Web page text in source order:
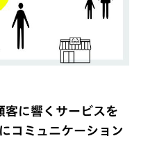
客に響くサービスを
コミュニケーション